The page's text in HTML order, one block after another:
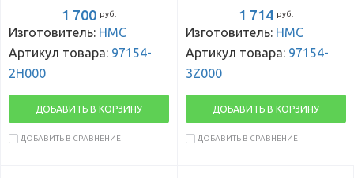
1 700 руб.
Изготовитель: HMC
Артикул товара: 97154-
2H000
ДОБАВИТЬ В КОРЗИНУ
ДОБАВИТЬ В СРАВНЕНИЕ
1 714 руб.
Изготовитель: HMC
Артикул товара: 97154-
3Z000
ДОБАВИТЬ В КОРЗИНУ
ДОБАВИТЬ В СРАВНЕНИЕ